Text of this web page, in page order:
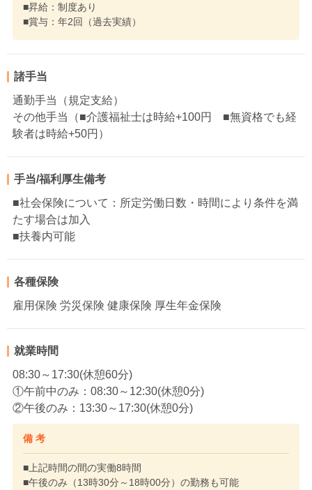
■昇給：制度あり
■賞与：年2回（過去実績）
諸手当
通勤手当（規定支給）
その他手当（■介護福祉士は時給+100円 ■無資格でも経
験者は時給+50円）
手当/福利厚生備考
■社会保険について：所定労働日数・時間により条件を満
たす場合は加入
■扶養内可能
各種保険
雇用保険 労災保険 健康保険 厚生年金保険
就業時間
08:30～17:30(休憩60分)
①午前中のみ：08:30～12:30(休憩0分)
②午後のみ：13:30～17:30(休憩0分)
備 考
■上記時間の間の実働8時間
■午後のみ（13時30分～18時00分）の勤務も可能